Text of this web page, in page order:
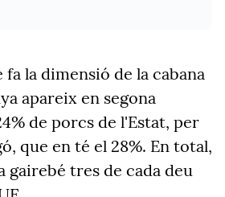
fa la dimensió de la cabana
apareix en segona
de porcs de l'Estat, per
que en té el 28%. En total,
gairebé tres de cada deu